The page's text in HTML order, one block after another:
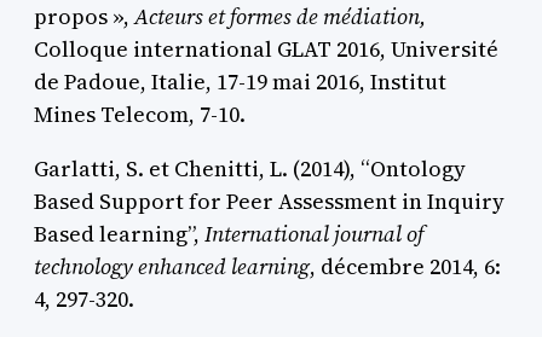
propos »,Acteurs et formes de médiation,
Colloque international GLAT 2016, Université
de Padoue, Italie, 17-19 mai 2016, Institut
Mines Telecom, 7-10.
Garlatti, S. et Chenitti, L. (2014), “Ontology
Based Support for Peer Assessment in Inquiry
Based learning”, International journal of
technology enhanced learning, décembre 2014, 6:
4, 297-320.